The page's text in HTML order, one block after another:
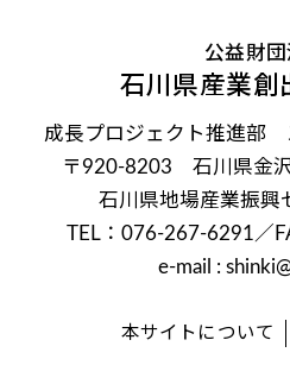
公益財団
石川県産業創
成長プロジェクト推進部
〒920-8203 石川県金
石川県地場産業振興
TEL：076-267-6291／
e-mail :
本サイトについて